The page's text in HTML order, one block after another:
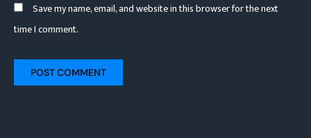
Save my name, email, and website in this browser for the next
time I comment.